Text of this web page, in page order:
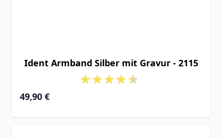
Ident Armband Silber mit Gravur - 2115
49,90 €